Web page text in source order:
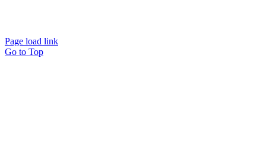
Page load link
Go to Top